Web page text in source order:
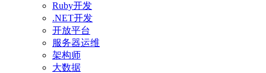
Ruby开发
.NET开发
开放平台
服务器运维
架构师
大数据